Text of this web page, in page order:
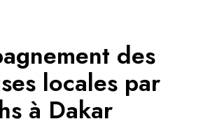
des
locales par
à Dakar